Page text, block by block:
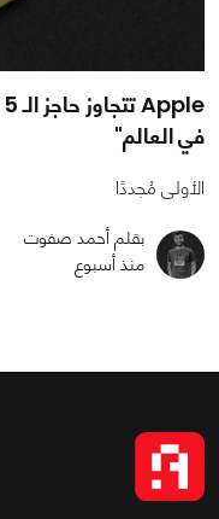
في العالم"
الأولى مُجددًا
بقلم أحمد صفوت
منذ أسبوع